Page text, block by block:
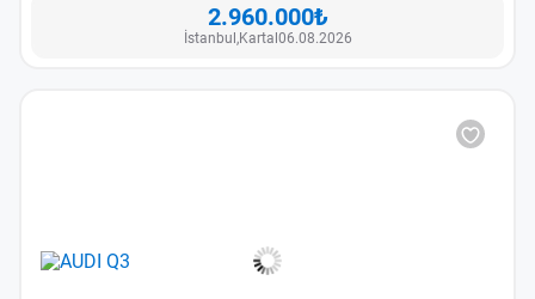
2.960.000₺
İstanbul,Kartal06.08.2026